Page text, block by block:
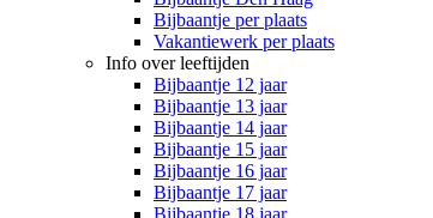
Bijbaantje per plaats
Vakantiewerk per plaats
Info over leeftijden
Bijbaantje 12 jaar
Bijbaantje 13 jaar
Bijbaantje 14 jaar
Bijbaantje 15 jaar
Bijbaantje 16 jaar
Bijbaantje 17 jaar
Bijbaantje 18 jaar